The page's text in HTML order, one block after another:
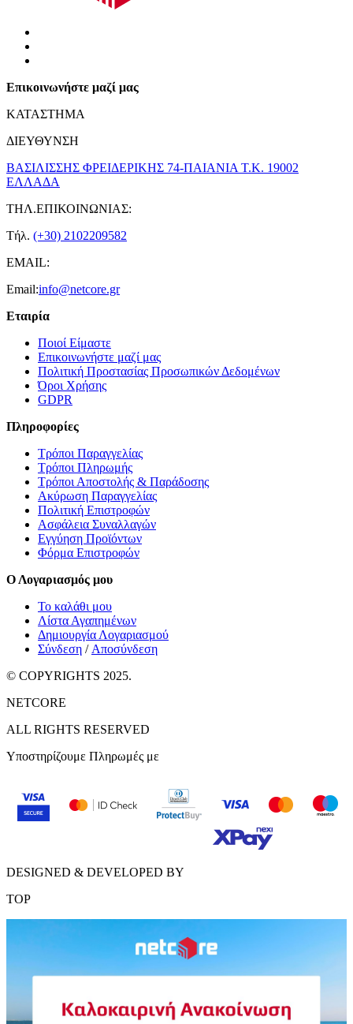
Επικοινωνήστε μαζί μας
ΚΑΤΑΣΤΗΜΑ
ΔΙΕΥΘΥΝΣΗ
ΒΑΣΙΛΙΣΣΗΣ ΦΡΕΙΔΕΡΙΚΗΣ 74-ΠΑΙΑΝΙΑ Τ.Κ. 19002
ΕΛΛΑΔΑ
ΤΗΛ.ΕΠΙΚΟΙΝΩΝΙΑΣ:
Τήλ. (+30) 2102209582
EMAIL:
Email:info@netcore.gr
Εταιρία
Ποιοί Είμαστε
Επικοινωνήστε μαζί μας
Πολιτική Προστασίας Προσωπικών Δεδομένων
Όροι Χρήσης
GDPR
Πληροφορίες
Τρόποι Παραγγελίας
Τρόποι Πληρωμής
Τρόποι Αποστολής & Παράδοσης
Ακύρωση Παραγγελίας
Πολιτική Επιστροφών
Ασφάλεια Συναλλαγών
Εγγύηση Προϊόντων
Φόρμα Επιστροφών
Ο Λογαριασμός μου
Το καλάθι μου
Λίστα Αγαπημένων
Δημιουργία Λογαριασμού
Σύνδεση / Αποσύνδεση
© COPYRIGHTS 2025.
NETCORE
ALL RIGHTS RESERVED
Υποστηρίζουμε Πληρωμές με
DESIGNED & DEVELOPED BY
TOP